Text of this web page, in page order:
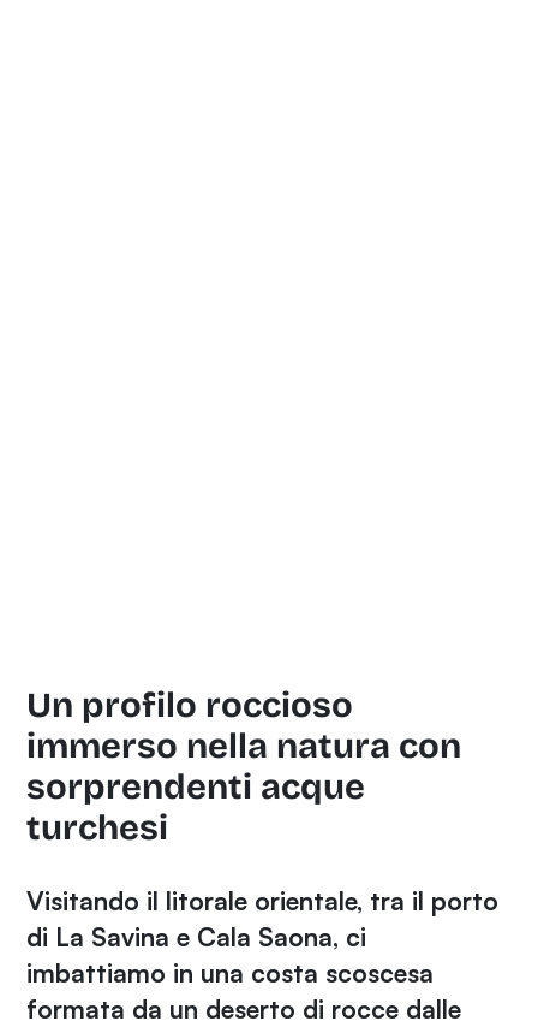
Un profilo roccioso
immerso nella natura con
sorprendenti acque
turchesi
Visitando il litorale orientale, tra il porto
di La Savina e Cala Saona, ci
imbattiamo in una costa scoscesa
formata da un deserto di rocce dalle